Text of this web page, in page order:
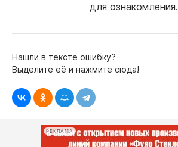
для ознакомления.
Нашли в тексте ошибку?
Выделите её и нажмите сюда!
РЕКЛАМА